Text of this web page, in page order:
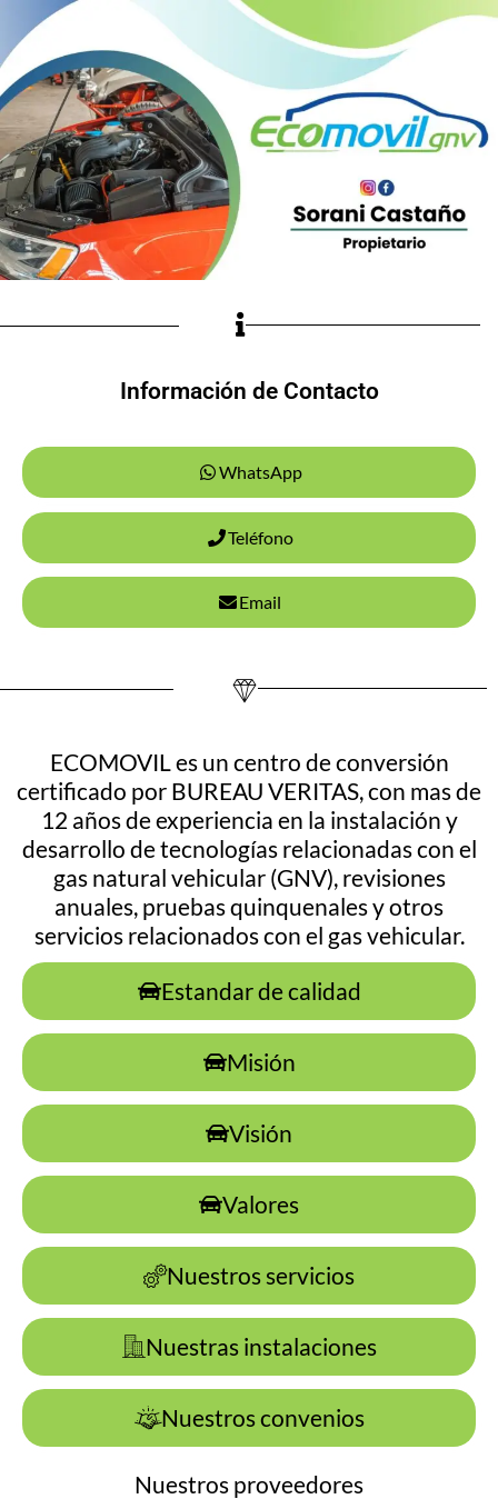
Información de Contacto
WhatsApp
Teléfono
Email
ECOMOVIL es un centro de conversión
certificado por BUREAU VERITAS, con mas de
12 años de experiencia en la instalación y
desarrollo de tecnologías relacionadas con el
gas natural vehicular (GNV), revisiones
anuales, pruebas quinquenales y otros
servicios relacionados con el gas vehicular.
Estandar de calidad
Misión
Visión
Valores
Nuestros servicios
Nuestras instalaciones
Nuestros convenios
Nuestros proveedores